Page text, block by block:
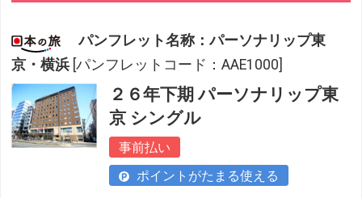
パンフレット名称：パーソナリップ東
京・横浜 [パンフレットコード：AAE1000]
２６年下期 パーソナリップ東
京 シングル
事前払い
ポイントがたまる使える